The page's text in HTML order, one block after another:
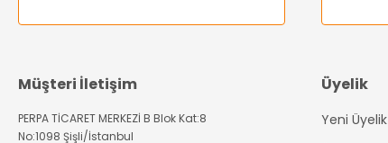
Müşteri İletişim
PERPA TİCARET MERKEZİ B Blok Kat:8
No:1098 Şişli/İstanbul
Üyelik
Yeni Üyelik